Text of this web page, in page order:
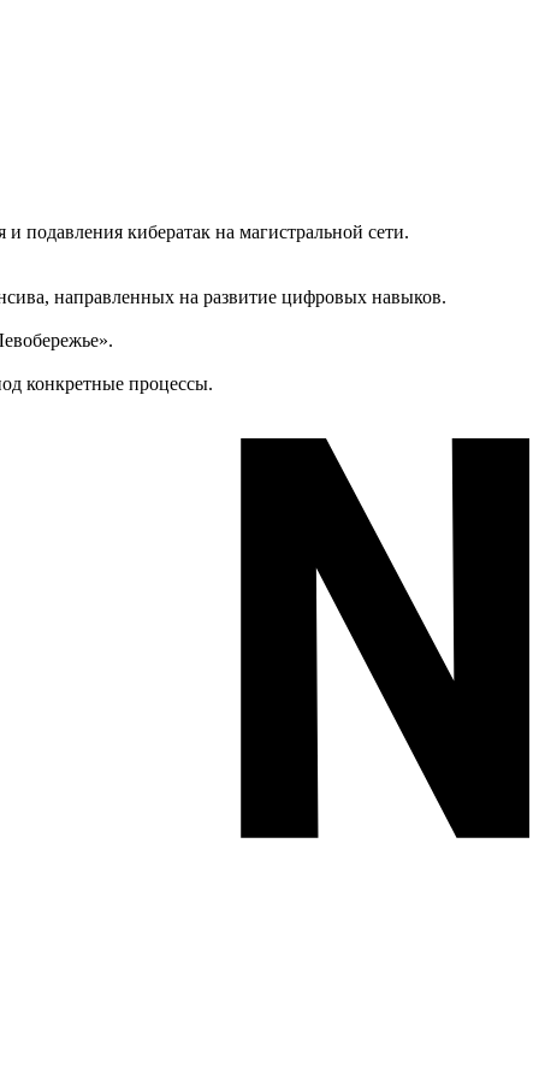
кибератак на магистральной сети.
направленных на развитие цифровых навыков.
конкретные процессы.